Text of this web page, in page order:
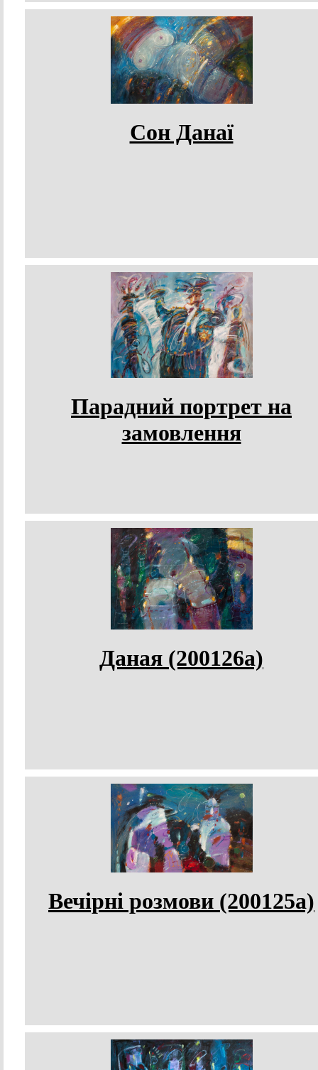
Сон Данаї
Парадний портрет на
замовлення
Даная (200126а)
Вечірні розмови (200125а)